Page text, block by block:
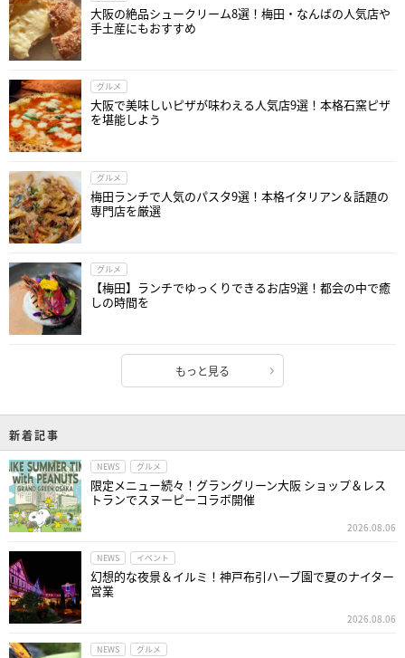
大阪の絶品シュークリーム8選！梅田・なんばの人気店や
手土産にもおすすめ
グルメ
大阪で美味しいピザが味わえる人気店9選！本格石窯ピザ
を堪能しよう
グルメ
梅田ランチで人気のパスタ9選！本格イタリアン＆話題の
専門店を厳選
グルメ
【梅田】ランチでゆっくりできるお店9選！都会の中で癒
しの時間を
もっと見る
新着記事
NEWS グルメ
限定メニュー続々！グラングリーン大阪 ショップ＆レス
トランでスヌーピーコラボ開催
2026.08.06
NEWS イベント
幻想的な夜景＆イルミ！神戸布引ハーブ園で夏のナイター
営業
2026.08.06
NEWS グルメ